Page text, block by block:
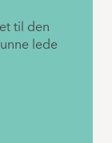
til den
lede